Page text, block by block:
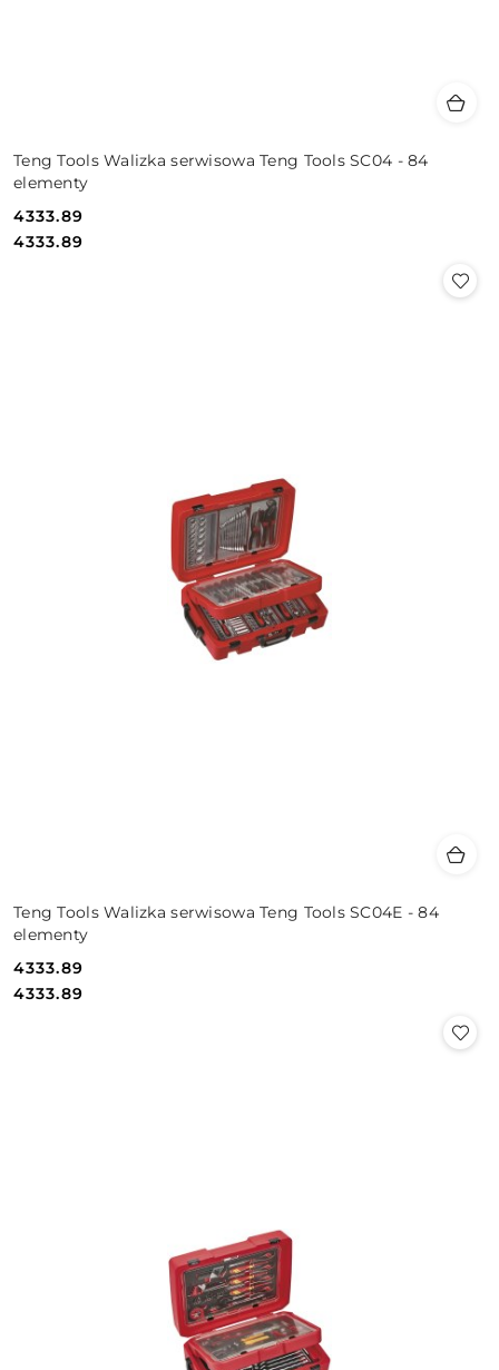
Teng Tools Walizka serwisowa Teng Tools SC04 - 84
elementy
Cena:
4333.89
Cena:
4333.89
Teng Tools Walizka serwisowa Teng Tools SC04E - 84
elementy
Cena:
4333.89
Cena:
4333.89